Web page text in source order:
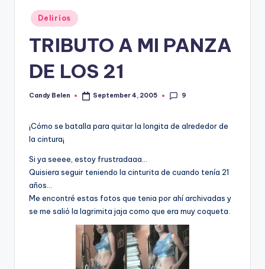
Posted
in
Delirios
TRIBUTO A MI PANZA
DE LOS 21
Posted
Candy Belen September 4, 2005 9
¡Cómo se batalla para quitar la longita de alrededor de
la cintura¡
Si ya seeee, estoy frustradaaa…
Quisiera seguir teniendo la cinturita de cuando tení­a 21
años…
Me encontré estas fotos que tenia por ahí­ archivadas y
se me salió la lagrimita jaja como que era muy coqueta.